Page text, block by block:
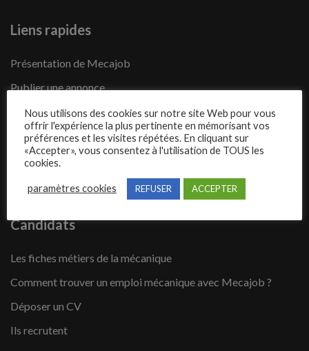
Liens rapides
Présentation de Mecajob
Publier une annonce
Offres d’emploi
Questions fréquentes
Blog
Contact
Candidats
Les fiches métiers de la mécanique
Comment trouver un emploi mécanique avec Mecajob ?
Déposer un CV
Ils recrutent
Nous utilisons des cookies sur notre site Web pour vous
offrir l'expérience la plus pertinente en mémorisant vos
préférences et les visites répétées. En cliquant sur
«Accepter», vous consentez à l'utilisation de TOUS les
cookies.
paramètres cookies REFUSER ACCEPTER